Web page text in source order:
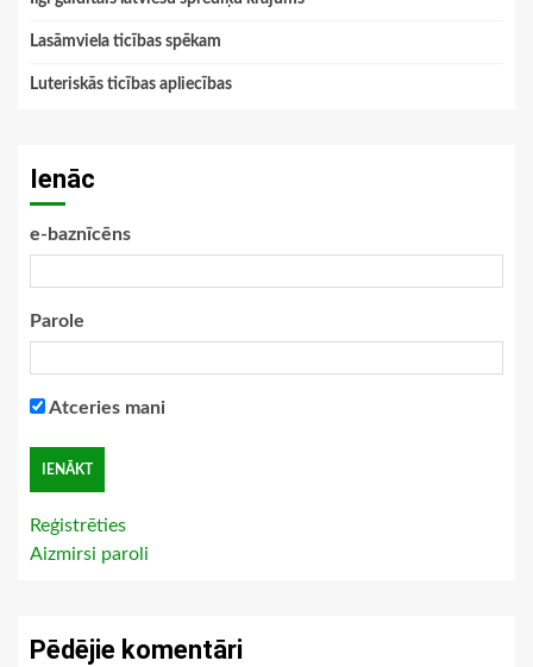
Lasāmviela ticības spēkam
Luteriskās ticības apliecības
Ienāc
e-baznīcēns
Parole
Atceries mani
Reģistrēties
Aizmirsi paroli
Pēdējie komentāri